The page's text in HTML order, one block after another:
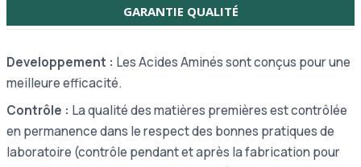
GARANTIE QUALITÉ
Developpement : Les Acides Aminés sont conçus pour une
meilleure efficacité.
Contrôle : La qualité des matières premières est contrôlée
en permanence dans le respect des bonnes pratiques de
laboratoire (contrôle pendant et après la fabrication pour